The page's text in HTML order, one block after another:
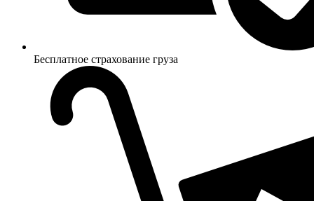
Бесплатное страхование груза